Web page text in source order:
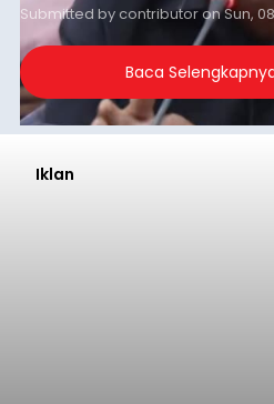
Submitted bycontributoronSun,
Baca
Iklan